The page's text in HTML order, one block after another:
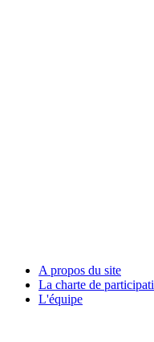
A propos du site
La charte de
L'équipe